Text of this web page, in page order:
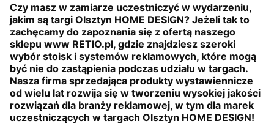
Czy masz w zamiarze uczestniczyć w wydarzeniu,
jakim są targi Olsztyn HOME DESIGN? Jeżeli tak to
zachęcamy do zapoznania się z ofertą naszego
sklepu www RETIO.pl, gdzie znajdziesz szeroki
wybór stoisk i systemów reklamowych, które mogą
być nie do zastąpienia podczas udziału w targach.
Nasza firma sprzedająca produkty wystawiennicze
od wielu lat rozwija się w tworzeniu wysokiej jakości
rozwiązań dla branży reklamowej, w tym dla marek
uczestniczących w targach Olsztyn HOME DESIGN!